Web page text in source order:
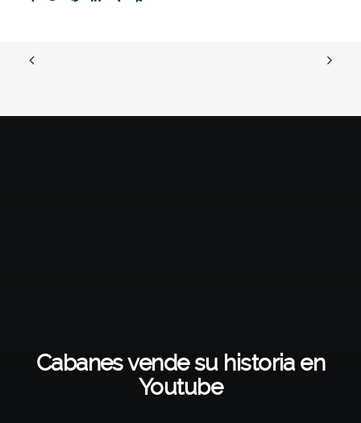
Cabanes vende su historia en
Youtube